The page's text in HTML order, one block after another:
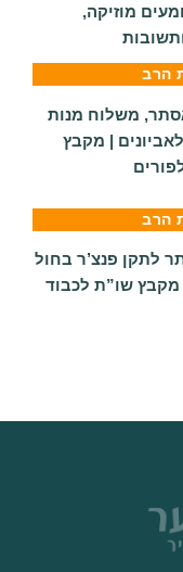
מוזיקה,
הרב
משלוח מנות
| מקבץ
הרב
לתקן פנצ’ר בחול
מקבץ שו”ת לכבוד